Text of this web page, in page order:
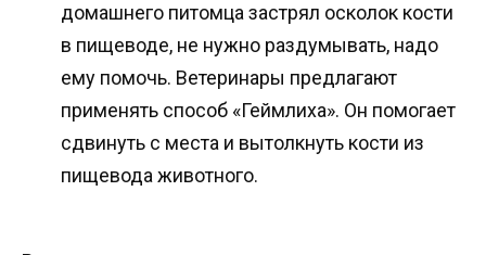
домашнего питомца застрял осколок кости
в пищеводе, не нужно раздумывать, надо
ему помочь. Ветеринары предлагают
применять способ «Геймлиха». Он помогает
сдвинуть с места и вытолкнуть кости из
пищевода животного.